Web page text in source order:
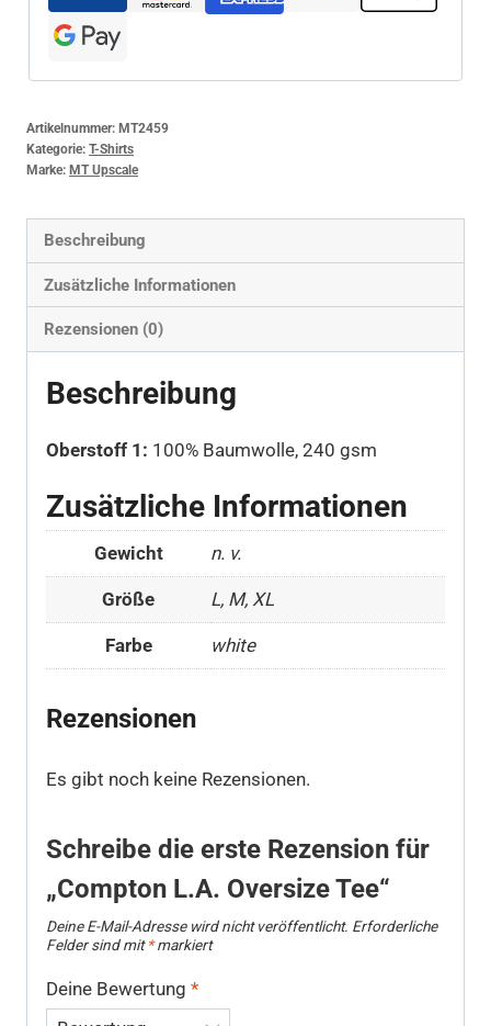
Artikelnummer: MT2459
Kategorie: T-Shirts
Marke: MT Upscale
Beschreibung
Zusätzliche Informationen
Rezensionen (0)
Beschreibung
Oberstoff 1: 100% Baumwolle, 240 gsm
Zusätzliche Informationen
Gewicht n. v.
Größe L, M, XL
Farbe white
Rezensionen
Es gibt noch keine Rezensionen.
Schreibe die erste Rezension für
„Compton L.A. Oversize Tee“
Deine E-Mail-Adresse wird nicht veröffentlicht. Erforderliche
Felder sind mit*markiert
Deine Bewertung *